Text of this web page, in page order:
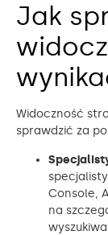
Jak
Widoczność
sprawdzić za
Console,
na